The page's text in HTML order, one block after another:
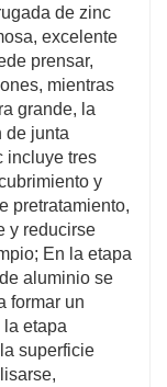
de zinc
excelente
prensar,
mientras
grande, la
de junta
incluye tres
y
pretratamiento,
y reducirse
En la etapa
aluminio se
formar un
etapa
superficie